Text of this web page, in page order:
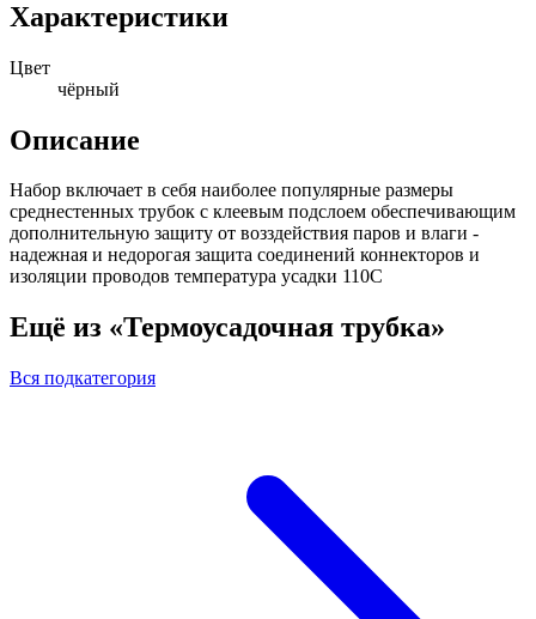
Характеристики
Цвет
чёрный
Описание
Набор включает в себя наиболее популярные размеры
среднестенных трубок с клеевым подслоем обеспечивающим
дополнительную защиту от возздействия паров и влаги -
надежная и недорогая защита соединений коннекторов и
изоляции проводов температура усадки 110С
Ещё из «Термоусадочная трубка»
Вся подкатегория